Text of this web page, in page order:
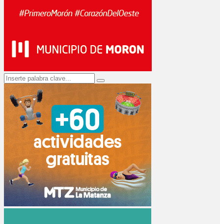
Search
for:
Search